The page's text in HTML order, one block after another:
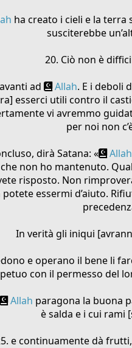
ha creato i cieli e la terra
susciterebbe
20. Ciò non è
ad
Allah. E i deboli
esserci utili contro il
vi avremmo
per noi non
dirà Satana: «
Allah
non ho mantenuto.
risposto. Non
potete essermi d’aiuto.
In verità gli iniqui
e operano il bene li
con il permesso del
Allah paragona la buona
è salda e i cui rami
e continuamente dà